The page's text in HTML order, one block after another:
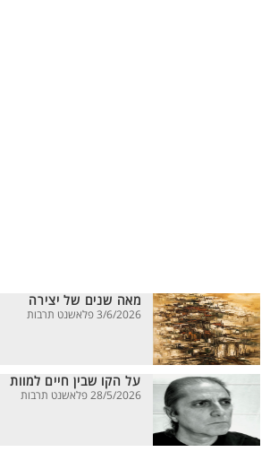
מאה שנים של יצירה
3/6/2026 פלאשנט תרבות
על הקו שבין חיים למוות
28/5/2026 פלאשנט תרבות